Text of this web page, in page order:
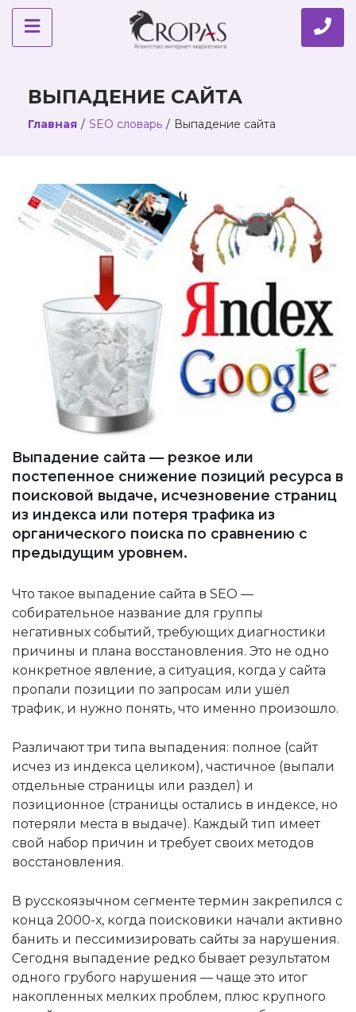
ВЫПАДЕНИЕ САЙТА
Главная / SEO словарь / Выпадение сайта
Выпадение сайта — резкое или
постепенное снижение позиций ресурса в
поисковой выдаче, исчезновение страниц
из индекса или потеря трафика из
органического поиска по сравнению с
предыдущим уровнем.
Что такое выпадение сайта в SEO —
собирательное название для группы
негативных событий, требующих диагностики
причины и плана восстановления. Это не одно
конкретное явление, а ситуация, когда у сайта
пропали позиции по запросам или ушёл
трафик, и нужно понять, что именно произошло.
Различают три типа выпадения: полное (сайт
исчез из индекса целиком), частичное (выпали
отдельные страницы или раздел) и
позиционное (страницы остались в индексе, но
потеряли места в выдаче). Каждый тип имеет
свой набор причин и требует своих методов
восстановления.
В русскоязычном сегменте термин закрепился с
конца 2000-х, когда поисковики начали активно
банить и пессимизировать сайты за нарушения.
Сегодня выпадение редко бывает результатом
одного грубого нарушения — чаще это итог
накопленных мелких проблем, плюс крупного